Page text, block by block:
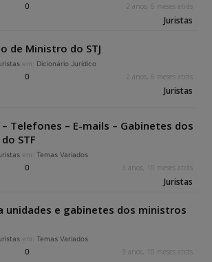
0 2 anos, 6 meses atrás
Juristas
de Ministro do STJ
em: Dicionário Jurídico
0 2 anos, 6 meses atrás
Juristas
Telefones – E-mails – Gabinetes dos
STF
em: Temas Variados
0 3 anos, 10 meses atrás
Juristas
unidades e gabinetes dos ministros
em: Temas Variados
0 3 anos, 10 meses atrás